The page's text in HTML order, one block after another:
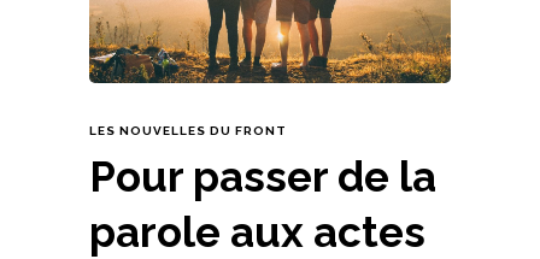
LES NOUVELLES DU FRONT
Pour passer de la
parole aux actes